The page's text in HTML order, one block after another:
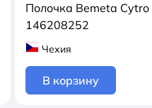
Полочка Bemeta Cytro
146208252
Чехия
В корзину